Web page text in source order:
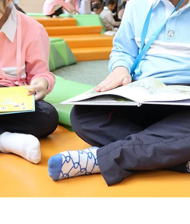
🏆Pit Display Award 🏆Team Identity Award 🏆
Verbal Presentation Award 🥈Overall 1st Runner
隊員： 5A1 張旻韜、黃晞諾 5A2 謝晉霆 6A1 張恩
6A2 李梓齊、謝晉禧 ⭐️Team: Lightning Engine⭐️
Fastest Car Award 🏆Best E